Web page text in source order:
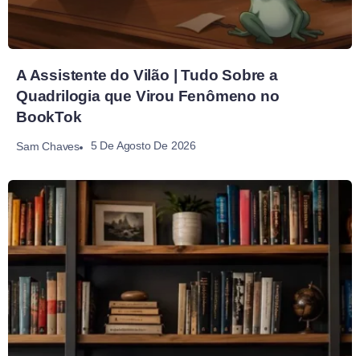
A Assistente do Vilão | Tudo Sobre a
Quadrilogia que Virou Fenômeno no
BookTok
Sam Chaves 5 De Agosto De 2026